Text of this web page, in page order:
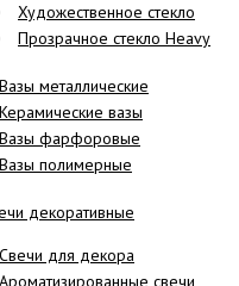
Художественное стекло
Прозрачное стекло Heavy
Вазы металлические
Керамические вазы
Вазы фарфоровые
Вазы полимерные
декоративные
Свечи для декора
Ароматизированные свечи